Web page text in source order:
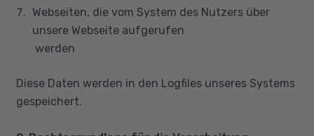
Webseiten, die vom System des Nutzers über
unsere Webseite aufgerufen
werden
Diese Daten werden in den Logfiles unseres Systems
gespeichert.